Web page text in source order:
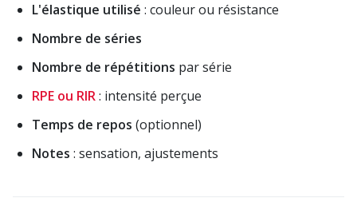
L'élastique utilisé : couleur ou résistance
Nombre de séries
Nombre de répétitions par série
RPE ou RIR: intensité perçue
Temps de repos (optionnel)
Notes : sensation, ajustements